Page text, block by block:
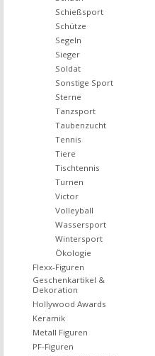
Schießsport
Schütze
Segeln
Sieger
Soldat
Sonstige Sport
Sterne
Tanzsport
Taubenzucht
Tennis
Tiere
Tischtennis
Turnen
Victor
Volleyball
Wassersport
Wintersport
Ökologie
Flexx-Figuren
Geschenkartikel &
Dekoration
Hollywood Awards
Keramik
Metall Figuren
PF-Figuren